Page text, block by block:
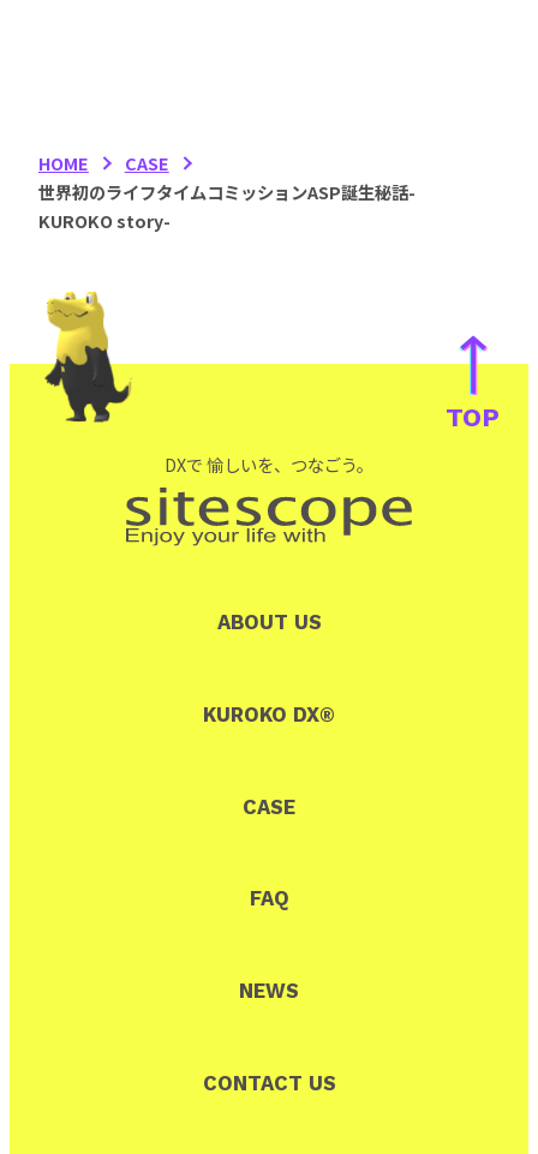
HOME
CASE
世界初のライフタイムコミッションASP誕生秘話-
KUROKO story-
TOP
DXで 愉しいを、つなごう。
ABOUT US
KUROKO DX®
CASE
FAQ
NEWS
CONTACT US